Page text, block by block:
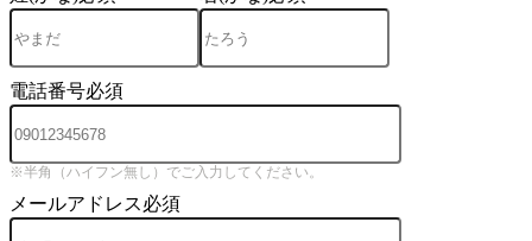
電話番号必須
※半角（ハイフン無し）でご入力してください。
メールアドレス必須